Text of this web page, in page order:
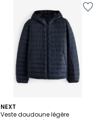
NEXT
Veste doudoune légère
3
Couleurs